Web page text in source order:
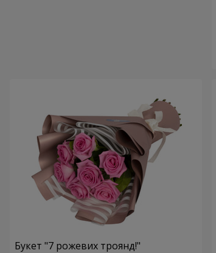
Букет "7 рожевих троянд!"